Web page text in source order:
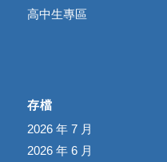
高中生專區
存檔
2026 年 7 月
2026 年 6 月